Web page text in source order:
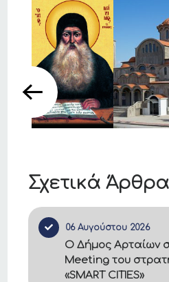
Σχετικά Άρθρα
06 Αυγούστου 2026
Ο Δήμος Αρταίων
Meeting του
«SMART CITIES»